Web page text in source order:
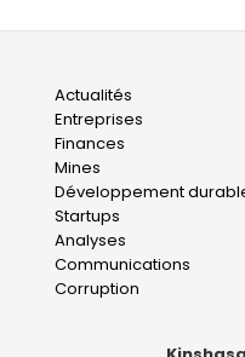
Main
navigation
Actualités
Entreprises
Finances
Mines
Développement
Startups
Analyses
Communications
Corruption